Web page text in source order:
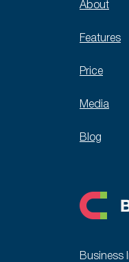
About
Features
Price
Media
Blog
Business